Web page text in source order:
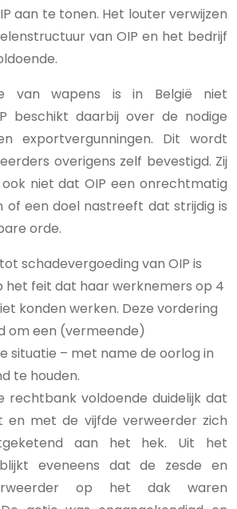
aan te tonen. Het louter verwijzen
van OIP en het bedrijf
van wapens is in België niet
beschikt daarbij over de nodige
exportvergunningen. Dit wordt
overigens zelf bevestigd. Zij
niet dat OIP een onrechtmatig
of een doel nastreeft dat strijdig is
orde.
schadevergoeding van OIP is
het feit dat haar werknemers op 4
konden werken. Deze vordering
om een (vermeende)
situatie – met name de oorlog in
te houden.
rechtbank voldoende duidelijk dat
met de vijfde verweerder zich
aan het hek. Uit het
eveneens dat de zesde en
op het dak waren